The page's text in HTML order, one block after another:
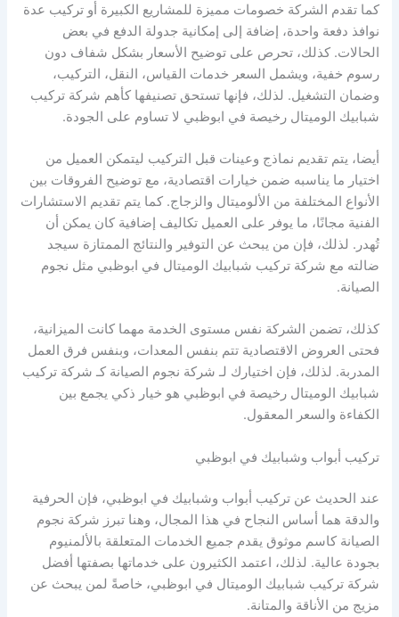
كما تقدم الشركة خصومات مميزة للمشاريع الكبيرة أو تركيب عدة
نوافذ دفعة واحدة، إضافة إلى إمكانية جدولة الدفع في بعض
الحالات. كذلك، تحرص على توضيح الأسعار بشكل شفاف دون
رسوم خفية، ويشمل السعر خدمات القياس، النقل، التركيب،
وضمان التشغيل. لذلك، فإنها تستحق تصنيفها كأهم شركة تركيب
شبابيك الوميتال رخيصة في ابوظبي لا تساوم على الجودة.
أيضا، يتم تقديم نماذج وعينات قبل التركيب ليتمكن العميل من
اختيار ما يناسبه ضمن خيارات اقتصادية، مع توضيح الفروقات بين
الأنواع المختلفة من الألوميتال والزجاج. كما يتم تقديم الاستشارات
الفنية مجانًا، ما يوفر على العميل تكاليف إضافية كان يمكن أن
تُهدر. لذلك، فإن من يبحث عن التوفير والنتائج الممتازة سيجد
ضالته مع شركة تركيب شبابيك الوميتال في ابوظبي مثل نجوم
الصيانة.
كذلك، تضمن الشركة نفس مستوى الخدمة مهما كانت الميزانية،
فحتى العروض الاقتصادية تتم بنفس المعدات، وبنفس فرق العمل
المدربة. لذلك، فإن اختيارك لـ شركة نجوم الصيانة كـ شركة تركيب
شبابيك الوميتال رخيصة في ابوظبي هو خيار ذكي يجمع بين
الكفاءة والسعر المعقول.
تركيب أبواب وشبابيك في ابوظبي
عند الحديث عن تركيب أبواب وشبابيك في ابوظبي، فإن الحرفية
والدقة هما أساس النجاح في هذا المجال، وهنا تبرز شركة نجوم
الصيانة كاسم موثوق يقدم جميع الخدمات المتعلقة بالألمنيوم
بجودة عالية. لذلك، اعتمد الكثيرون على خدماتها بصفتها أفضل
شركة تركيب شبابيك الوميتال في ابوظبي، خاصةً لمن يبحث عن
مزيج من الأناقة والمتانة.